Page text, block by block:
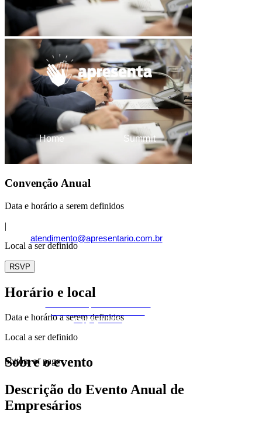
Convenção Anual
Data e horário a serem definidos
|
Local a ser definido
RSVP
Horário e local
Data e horário a serem definidos
Local a ser definido
Sobre o evento
Descrição do Evento Anual de
Empresários
Home Summit
atendimento@apresentario.com.br
Copyright 2025
bottom of page